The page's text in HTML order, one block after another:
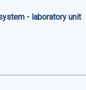
- laboratory unit